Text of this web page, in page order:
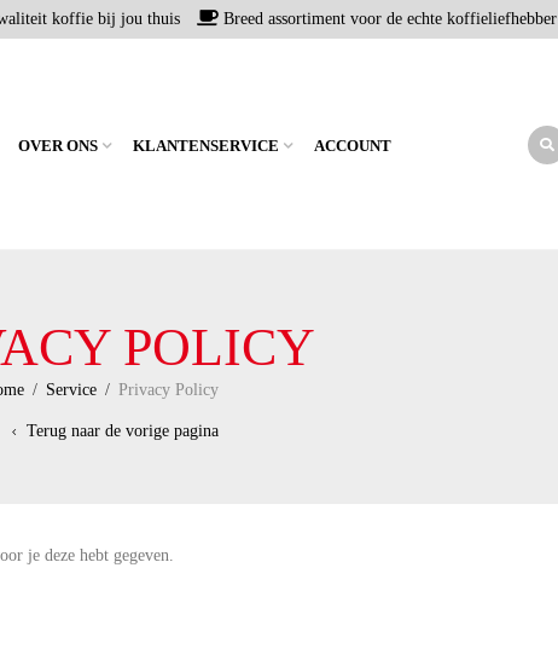
koffie bij jou thuis Breed assortiment voor de echte koffieliefhebber
OVER ONS KLANTENSERVICE ACCOUNT
POLICY
/ Service / Privacy Policy
Terug naar de vorige pagina
je deze hebt gegeven.